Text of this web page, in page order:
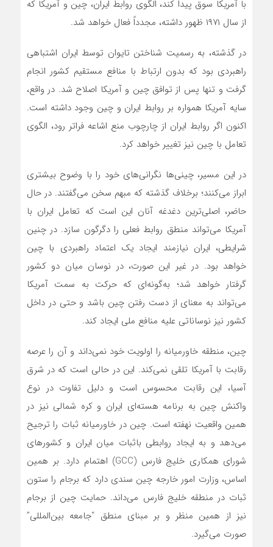
با آمریکا سوق پیدا کند، الگوی روابط ایران، چین و آمریکا که
از سال ۱۹۷۱ ظهور داشته، مجدداً فعال خواهد شد.
در گذشته، به رسمیت شناختن تایوان توسط ایران اشتباهی
راهبردی بود که بدون ارتباط با منافع مستقیم کشور انجام
گرفت و تنها پس از توافق چین و آمریکا اصلاح شد. در واقع،
سایه آمریکا همواره بر روابط ایران و چین وجود داشته است.
اکنون اگر روابط ایران از چارچوب منع اشاعه فراتر رود، الگوی
تعامل با چین نیز تغییر خواهد کرد.
در این مسیر، چینی‌ها نگرانی‌های خود را با وضوح بیشتری
ابراز می‌کنند؛ برخلاف گذشته که مبهم سخن می‌گفتند. در حال
حاضر، اصلی‌ترین دغدغه آنان این است که تعامل ایران با
آمریکا می‌تواند منطق روابط فعلی را دگرگون سازد. در چنین
شرایطی، ایران نیازمند ایجاد یک اعتماد راهبردی با چین
خواهد بود. در غیر این صورت، در نوسان میان دو کشور
گرفتار خواهد شد؛ به‌گونه‌ای که حرکت به سمت آمریکا
می‌تواند به معنای از دست رفتن چین باشد و حتی در داخل
کشور نیز نوساناتی علیه منافع ملی ایجاد کند.
چین، منطقه خاورمیانه را اولویت خود نمی‌داند و آن را عرصه
رقابت با آمریکا تلقی نمی‌کند. این در حالی است که در شرق
آسیا، این رقابت محسوس است و دلیل تفاوت در نوع
واکنش چین به برنامه هسته‌ای ایران و کره شمالی نیز در
همین واقعیت نهفته است. چین در خاورمیانه ثبات را ترجیح
می‌دهد و به ایجاد روابطی باثبات میان ایران و کشورهای
شورای همکاری خلیج فارس (GCC) اهتمام دارد. بر همین
اساس، وزارت امور خارجه چین سندی دارد که برجام را ستون
ثبات در منطقه خلیج فارس می‌داند. حمایت چین از برجام
نیز از همین منظر و بر مبنای منطق “جامعه بین‌المللی”
صورت می‌گیرد.